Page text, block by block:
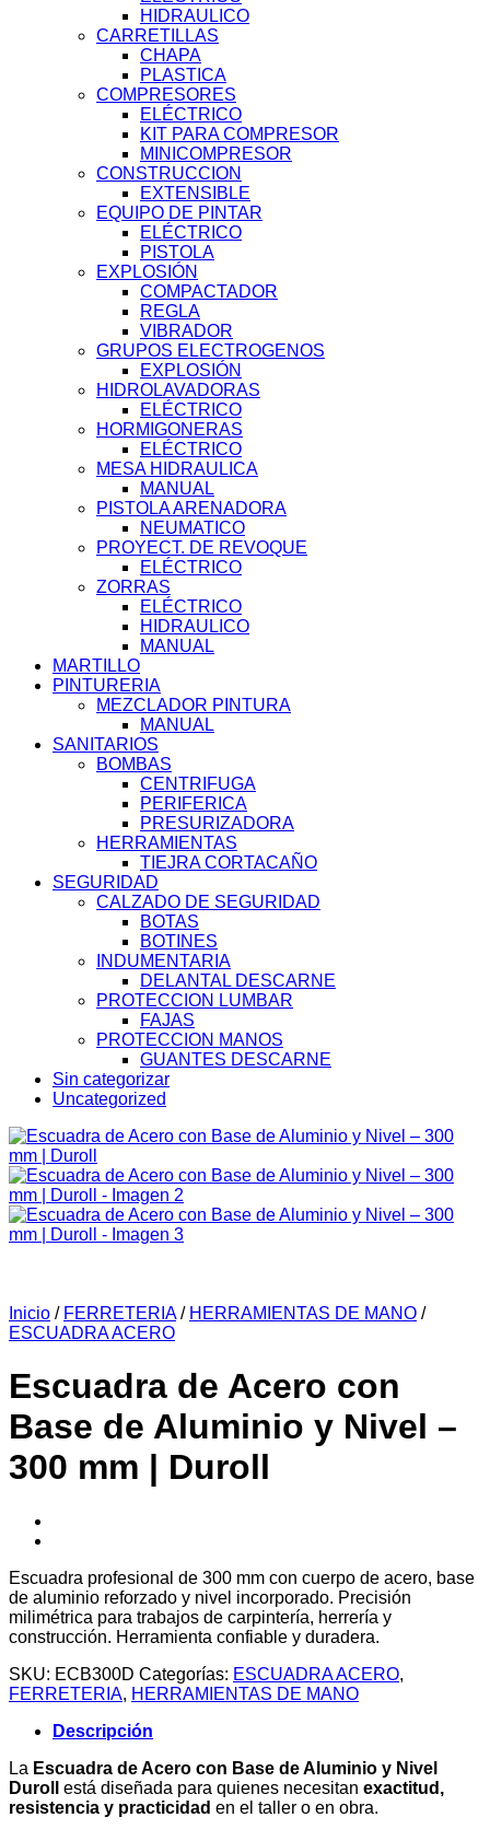
HIDRAULICO
CARRETILLAS
CHAPA
PLASTICA
COMPRESORES
ELÉCTRICO
KIT PARA COMPRESOR
MINICOMPRESOR
CONSTRUCCION
EXTENSIBLE
EQUIPO DE PINTAR
ELÉCTRICO
PISTOLA
EXPLOSIÓN
COMPACTADOR
REGLA
VIBRADOR
GRUPOS ELECTROGENOS
EXPLOSIÓN
HIDROLAVADORAS
ELÉCTRICO
HORMIGONERAS
ELÉCTRICO
MESA HIDRAULICA
MANUAL
PISTOLA ARENADORA
NEUMATICO
PROYECT. DE REVOQUE
ELÉCTRICO
ZORRAS
ELÉCTRICO
HIDRAULICO
MANUAL
MARTILLO
PINTURERIA
MEZCLADOR PINTURA
MANUAL
SANITARIOS
BOMBAS
CENTRIFUGA
PERIFERICA
PRESURIZADORA
HERRAMIENTAS
TIEJRA CORTACAÑO
SEGURIDAD
CALZADO DE SEGURIDAD
BOTAS
BOTINES
INDUMENTARIA
DELANTAL DESCARNE
PROTECCION LUMBAR
FAJAS
PROTECCION MANOS
GUANTES DESCARNE
Sin categorizar
Uncategorized
Inicio / FERRETERIA / HERRAMIENTAS DE MANO /
ESCUADRA ACERO
Escuadra de Acero con
Base de Aluminio y Nivel –
300 mm | Duroll
Escuadra profesional de 300 mm con cuerpo de acero, base
de aluminio reforzado y nivel incorporado. Precisión
milimétrica para trabajos de carpintería, herrería y
construcción. Herramienta confiable y duradera.
SKU: ECB300D Categorías: ESCUADRA ACERO,
FERRETERIA, HERRAMIENTAS DE MANO
Descripción
La Escuadra de Acero con Base de Aluminio y Nivel
Duroll
está diseñada para quienes necesitan exactitud,
resistencia y practicidad en el taller o en obra.